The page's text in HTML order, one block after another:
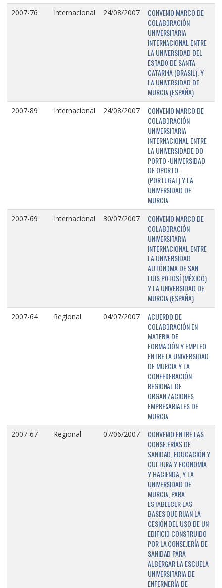
2007-76 Internacional 24/08/2007
CONVENIO MARCO DE
COLABORACIÓN
UNIVERSITARIA
INTERNACIONAL ENTRE
LA UNIVERSIDAD DEL
ESTADO DE SANTA
CATARINA (BRASIL), Y
LA UNIVERSIDAD DE
MURCIA (ESPAÑA)
2007-89 Internacional 24/08/2007
CONVENIO MARCO DE
COLABORACIÓN
UNIVERSITARIA
INTERNACIONAL ENTRE
LA UNIVERSIDADE DO
PORTO -UNIVERSIDAD
DE OPORTO-
(PORTUGAL) Y LA
UNIVERSIDAD DE
MURCIA
2007-69 Internacional 30/07/2007
CONVENIO MARCO DE
COLABORACIÓN
UNIVERSITARIA
INTERNACIONAL ENTRE
LA UNIVERSIDAD
AUTÓNOMA DE SAN
LUIS POTOSÍ (MÉXICO)
Y LA UNIVERSIDAD DE
MURCIA (ESPAÑA)
2007-64 Regional 04/07/2007
ACUERDO DE
COLABORACIÓN EN
MATERIA DE
FORMACIÓN Y EMPLEO
ENTRE LA UNIVERSIDAD
DE MURCIA Y LA
CONFEDERACIÓN
REGIONAL DE
ORGANIZACIONES
EMPRESARIALES DE
MURCIA
2007-67 Regional 07/06/2007
CONVENIO ENTRE LAS
CONSEJERÍAS DE
SANIDAD, EDUCACIÓN Y
CULTURA Y ECONOMÍA
Y HACIENDA, Y LA
UNIVERSIDAD DE
MURCIA, PARA
ESTABLECER LAS
BASES QUE RIJAN LA
CESIÓN DEL USO DE UN
EDIFICIO CONSTRUIDO
POR LA CONSEJERÍA DE
SANIDAD PARA
ALBERGAR LA ESCUELA
UNIVERSITARIA DE
ENFERMERÍA DE